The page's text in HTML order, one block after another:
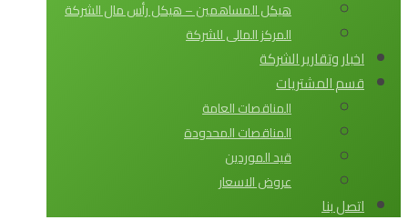
هيكل المساهمين – هيكل رأس مال الشركة
المركز المالى للشركة
اخبار وتقارير الشركة
قسم المشتريات
المناقصات العامة
المناقصات المحدودة
قيد الموردين
عروض الاسعار
اتصل بنا